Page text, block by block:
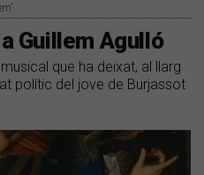
Guillem Agulló
que ha deixat, al llarg
polític del jove de Burjassot